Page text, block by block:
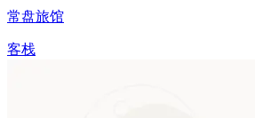
常盘旅馆
客栈